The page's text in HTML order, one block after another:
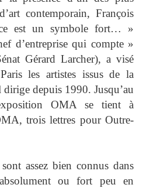
contemporain, François
est un symbole fort… »
d’entreprise qui compte »
Gérard Larcher), a visé
les artistes issus de la
depuis 1990. Jusqu’au
OMA se tient à
trois lettres pour Outre-
assez bien connus dans
ou fort peu en